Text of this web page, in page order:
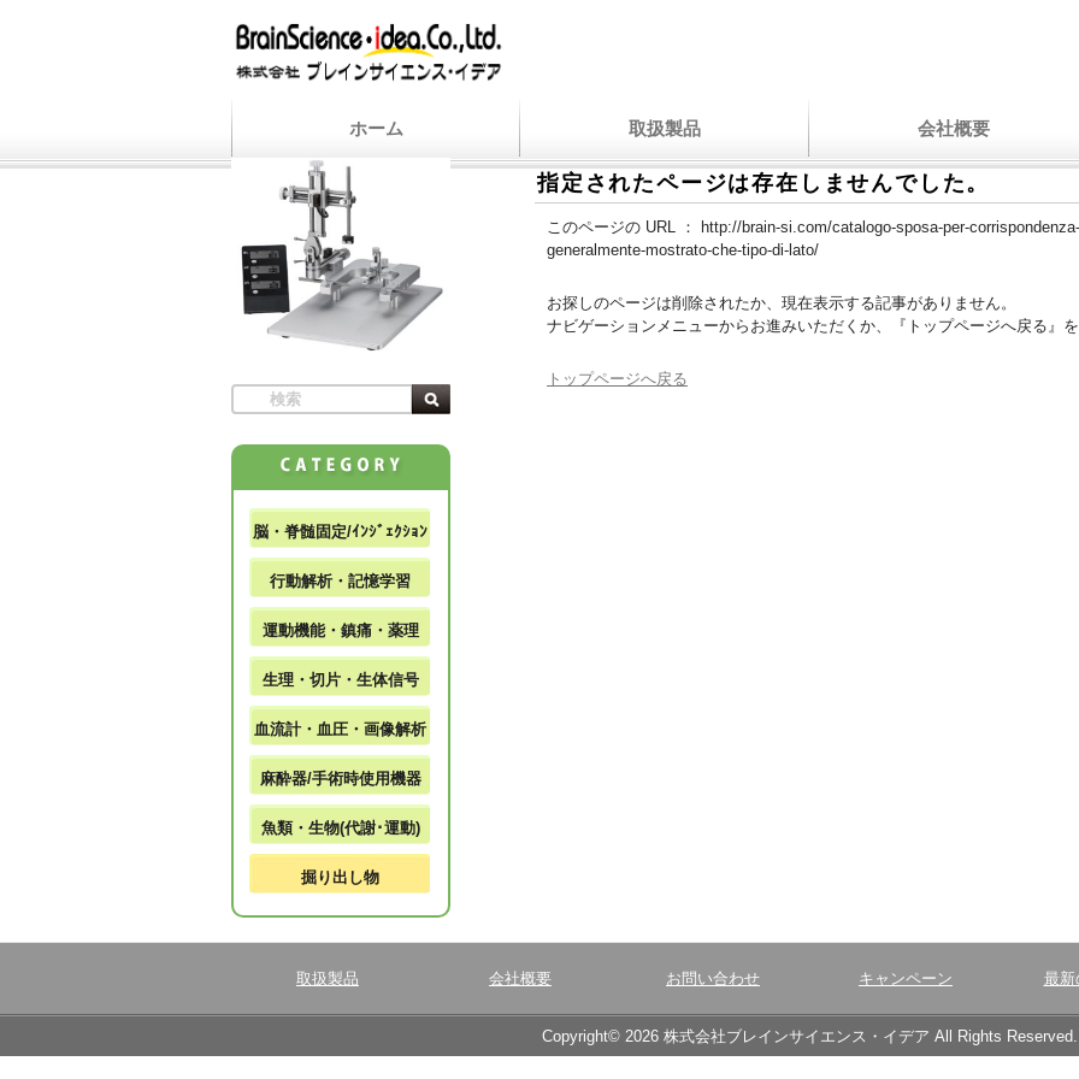
ホーム 取扱製品 会社概要
指定されたページは存在しませんでした。
このページの URL ：
http://brain-si.com/catalogo-sposa-per-
generalmente-mostrato-che-tipo-di-lato/
お探しのページは削除されたか、現在表示する記事がありません。
ナビゲーションメニューからお進みいただくか、『トップページへ戻る』を
トップページへ戻る
脳・脊髄固定/ｲﾝｼﾞｪｸｼｮﾝ
行動解析・記憶学習
運動機能・鎮痛・薬理
生理・切片・生体信号
血流計・血圧・画像解析
麻酔器/手術時使用機器
魚類・生物(代謝･運動)
掘り出し物
取扱製品 会社概要 お問い合わせ キャンペーン 最新
Copyright© 2026 株式会社ブレインサイエンス・イデア All Rights Reserved.